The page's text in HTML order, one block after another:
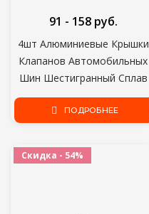
4шт Алюминиевые Крышки
Клапанов Автомобильных
Шин Шестигранный Сплав
Крышка Штока Клапана
Шины Воздушный
Клапан Шины Грузовик
Велосипед Обод Колеса
91 - 158 руб.
ПОДРОБНЕЕ
Скидка - 54%